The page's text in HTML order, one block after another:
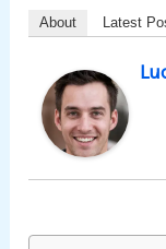
About Latest